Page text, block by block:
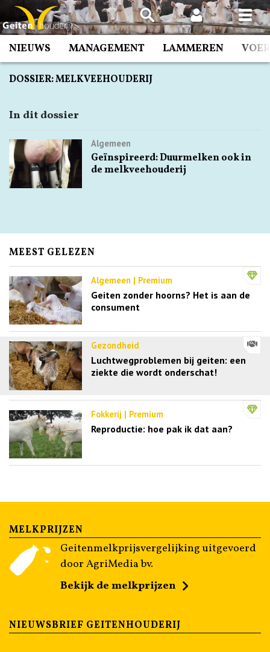
Spring
naar
inhoud
NIEUWS MANAGEMENT LAMMEREN
DOSSIER:MELKVEEHOUDERIJ
In dit dossier
Algemeen
Geïnspireerd: Duurmelken ook in
de melkveehouderij
MEEST GELEZEN
Algemeen | Premium
Geiten zonder hoorns? Het is aan de
consument
Gezondheid
Luchtwegproblemen bij geiten: een
ziekte die wordt onderschat!
Fokkerij | Premium
Reproductie: hoe pak ik dat aan?
MELKPRIJZEN
Geitenmelkprijsvergelijking uitgevoerd
door AgriMedia bv.
Bekijk de melkprijzen
NIEUWSBRIEF GEITENHOUDERIJ